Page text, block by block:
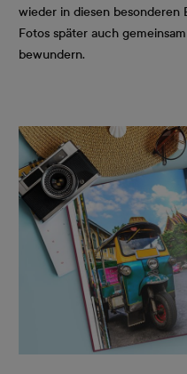
wieder in diesen
Fotos später auch
bewundern.